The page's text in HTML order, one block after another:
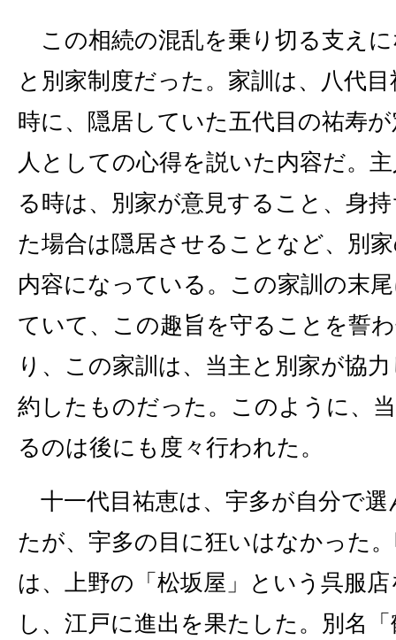
この相続の混乱を乗り切る支え
と別家制度だった。家訓は、八代
時に、隠居していた五代目の祐寿
人としての心得を説いた内容だ。
る時は、別家が意見すること、身
た場合は隠居させることなど、別
内容になっている。この家訓の末
ていて、この趣旨を守ることを誓
り、この家訓は、当主と別家が協
約したものだった。このように、
るのは後にも度々行われた。
十一代目祐恵は、宇多が自分で選
たが、宇多の目に狂いはなかった
は、上野の「松坂屋」という呉服
し、江戸に進出を果たした。別名